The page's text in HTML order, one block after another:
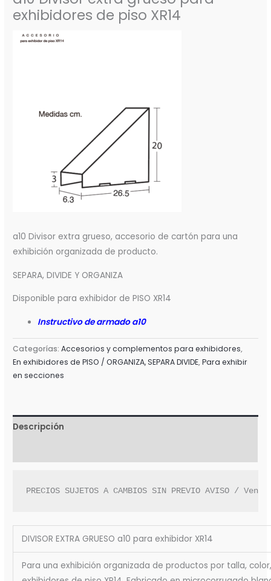
exhibidores de piso XR14
a10 Divisor extra grueso, accesorio de cartón para una
exhibición organizada de producto.
SEPARA, DIVIDE Y ORGANIZA
Disponible para exhibidor de PISO XR14
Instructivo de armado a10
Categorías:Accesorios y complementos para exhibidores,
En exhibidores de PISO / ORGANIZA, SEPARA DIVIDE,Para exhibir
en secciones
Descripción
PRECIOS SUJETOS A CAMBIOS SIN PREVIO AVISO /
DIVISOR EXTRA GRUESO a10 para exhibidor XR14
Para una exhibición organizada de productos por talla,